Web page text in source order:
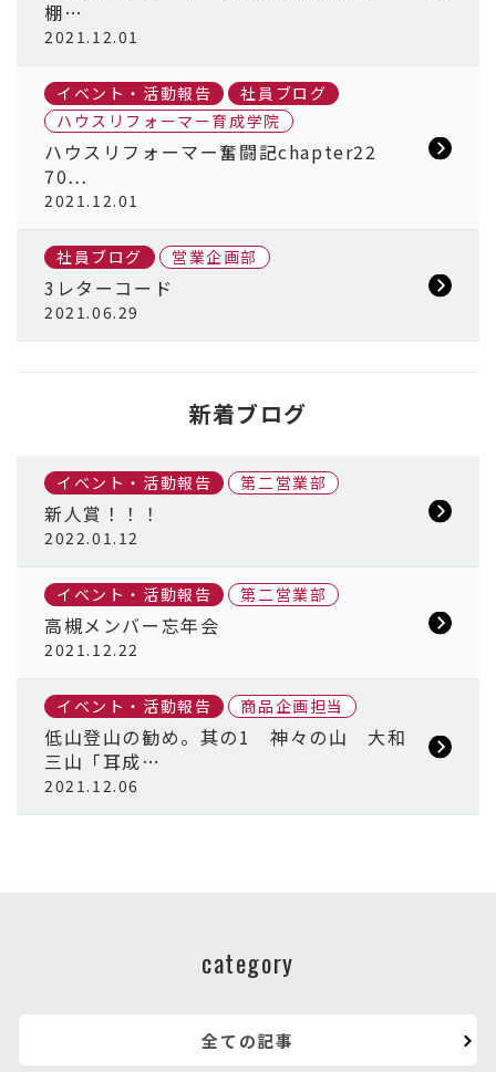
2021.12.01
棚…
イベント・活動報告
社員ブログ
ハウスリフォーマー育成学院
2021.12.01
ハウスリフォーマー奮闘記chapter22
70…
社員ブログ 営業企画部
2021.06.29
3レターコード
新着ブログ
イベント・活動報告 第二営業部
2022.01.12
新人賞！！！
イベント・活動報告 第二営業部
2021.12.22
高槻メンバー忘年会
イベント・活動報告 商品企画担当
2021.12.06
低山登山の勧め。其の1 神々の山 大和
三山「耳成…
category
全ての記事